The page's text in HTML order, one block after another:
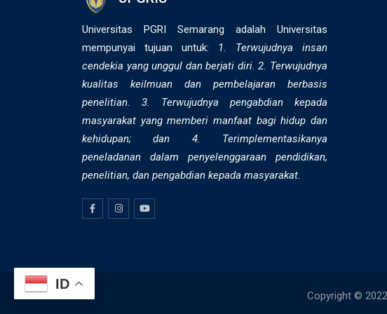
Universitas PGRI Semarang adalah Universitas
mempunyai tujuan untuk:
1. Terwujudnya insan
cendekia yang unggul dan berjati diri. 2. ⁠Terwujudnya
kualitas keilmuan dan pembelajaran berbasis
penelitian. 3. Terwujudnya pengabdian kepada
masyarakat yang memberi manfaat bagi hidup dan
kehidupan; dan 4. Terimplementasikanya
peneladanan dalam penyelenggaraan pendidikan,
penelitian, dan pengabdian kepada masyarakat.
Copyright ©
ID